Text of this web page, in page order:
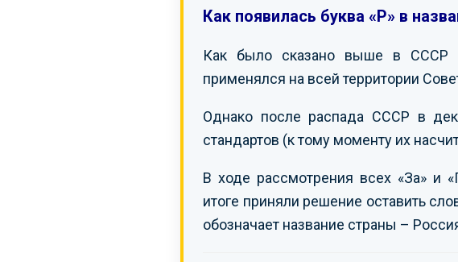
Как появилась буква «Р» в
Как было сказано выше в СССР
применялся на всей территории
Однако после распада СССР в
стандартов (к тому моменту их
В ходе рассмотрения всех «За» и
итоге приняли решение оставить
обозначает название страны –